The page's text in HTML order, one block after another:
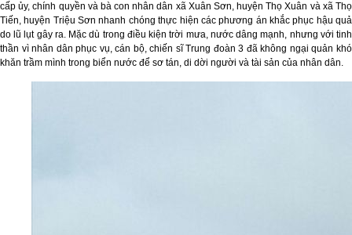
cấp ủy, chính quyền và bà con nhân dân xã Xuân Sơn, huyện Thọ Xuân và xã Thọ
Tiến, huyện Triệu Sơn nhanh chóng thực hiện các phương án khắc phục hậu quả
do lũ lụt gây ra. Mặc dù trong điều kiện trời mưa, nước dâng mạnh, nhưng với tinh
thần vì nhân dân phục vụ, cán bộ, chiến sĩ Trung đoàn 3 đã không ngại quản khó
khăn trầm mình trong biển nước để sơ tán, di dời người và tài sản của nhân dân.